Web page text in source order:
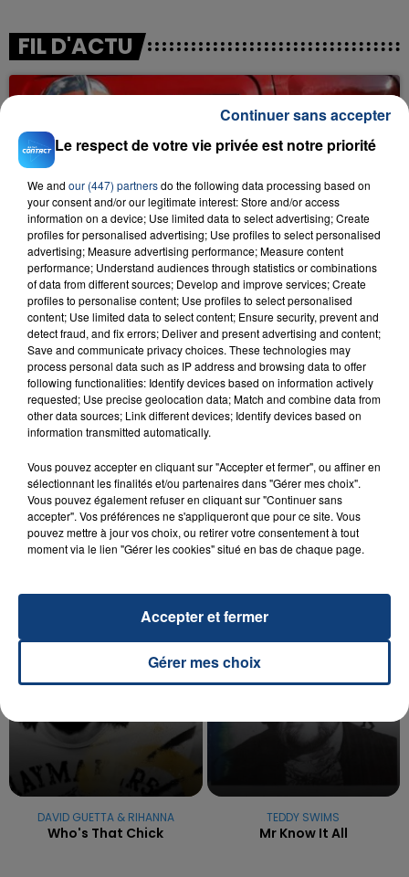
FIL D'ACTU
23 juillet 2026
INCENDIE MORTEL À LENS : UNE FEMME ET
SON BÉBÉ ENTRE LA VIE ET LA...
Un homme s'est immolé par le feu après avoir
aspergé sa compagne et leur bébé de trois mois
d'un liquide inflammable.
UNE ADOLESCENTE DEVANT SE FAIRE
OPÉRER DE LA CHEVILLE RESSORT DE LA...
La famille a porté plainte contre la clinique qui a
reconnu sa responsabilité et présenté ses
excuses.
DAVID GUETTA & RIHANNA
Who's That Chick
TEDDY SWIMS
Mr Know It All
Le respect de votre vie privée est notre priorité
We and our (447) partnersdo the following data processing based on
your consent and/or our legitimate interest: Store and/or access
information on a device; Use limited data to select advertising; Create
profiles for personalised advertising; Use profiles to select personalised
advertising; Measure advertising performance; Measure content
performance; Understand audiences through statistics or combinations
of data from different sources; Develop and improve services; Create
profiles to personalise content; Use profiles to select personalised
content; Use limited data to select content; Ensure security, prevent and
detect fraud, and fix errors; Deliver and present advertising and content;
Save and communicate privacy choices. These technologies may
process personal data such as IP address and browsing data to offer
following functionalities: Identify devices based on information actively
requested; Use precise geolocation data; Match and combine data from
other data sources; Link different devices; Identify devices based on
information transmitted automatically.
Vous pouvez accepter en cliquant sur "Accepter et fermer", ou affiner en
sélectionnant les finalités et/ou partenaires dans "Gérer mes choix".
Vous pouvez également refuser en cliquant sur "Continuer sans
accepter". Vos préférences ne s'appliqueront que pour ce site. Vous
pouvez mettre à jour vos choix, ou retirer votre consentement à tout
moment via le lien "Gérer les cookies" situé en bas de chaque page.
Gérer mes choix
Accepter et fermer
Continuer sans accepter